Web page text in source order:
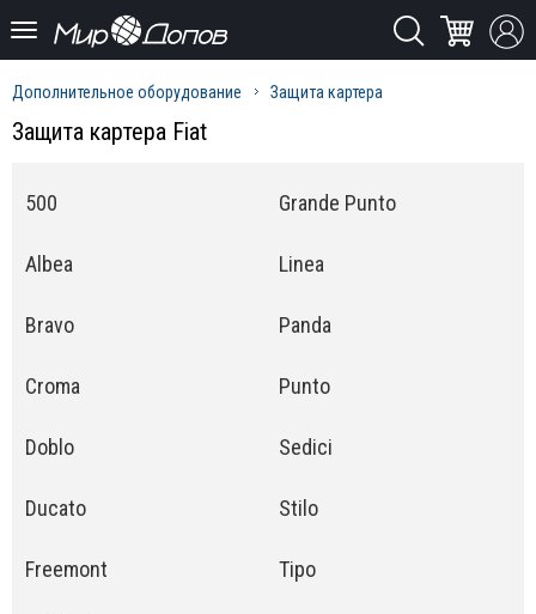
Дополнительное оборудование Защита картера
Защита картера Fiat
500
Albea
Bravo
Croma
Doblo
Ducato
Freemont
Grande Punto
Linea
Panda
Punto
Sedici
Stilo
Tipo